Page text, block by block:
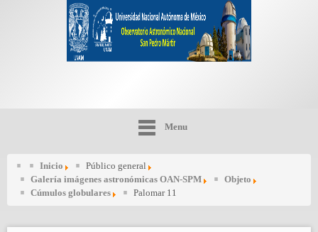
Menu
Inicio
Público general
Galería imágenes astronómicas OAN-SPM
Objeto
Cúmulos globulares
Palomar 11